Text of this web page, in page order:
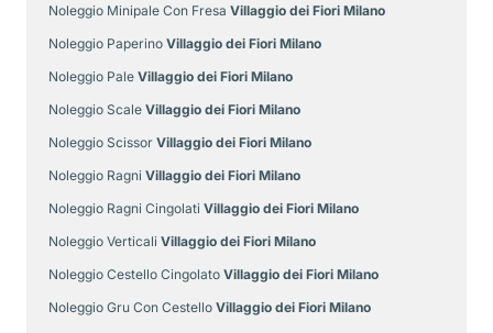
Noleggio Minipale Con Fresa Villaggio dei Fiori Milano
Noleggio Paperino Villaggio dei Fiori Milano
Noleggio Pale Villaggio dei Fiori Milano
Noleggio Scale Villaggio dei Fiori Milano
Noleggio Scissor Villaggio dei Fiori Milano
Noleggio Ragni Villaggio dei Fiori Milano
Noleggio Ragni Cingolati Villaggio dei Fiori Milano
Noleggio Verticali Villaggio dei Fiori Milano
Noleggio Cestello Cingolato Villaggio dei Fiori Milano
Noleggio Gru Con Cestello Villaggio dei Fiori Milano